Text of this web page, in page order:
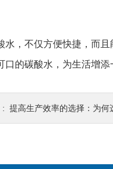
不仅方便快捷，而且
的碳酸水，为生活增添
: 提高生产效率的选择：为何选择